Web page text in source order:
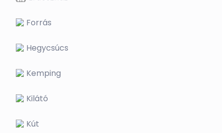
Forrás
Hegycsúcs
Kemping
Kilátó
Kút